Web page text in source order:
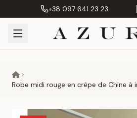
+38 097 641 23 23
Robe midi rouge en crêpe de Chine à